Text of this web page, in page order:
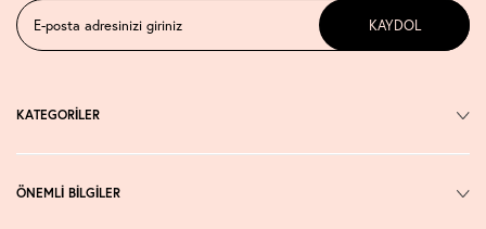
KAYDOL
KATEGORİLER
ÖNEMLİ BİLGİLER